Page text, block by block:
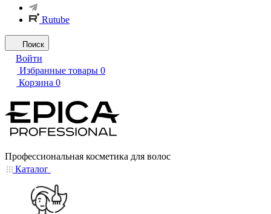
Rutube
Поиск
Войти
Избранные товары 0
Корзина 0
Профессиональная косметика для волос
Каталог